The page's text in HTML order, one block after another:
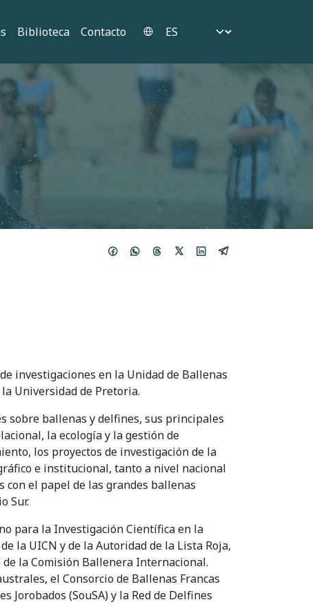
Biblioteca Contacto Select your language
investigaciones en la Unidad de Ballenas
Universidad de Pretoria.
sobre ballenas y delfines, sus principales
la ecología y la gestión de
los proyectos de investigación de la
e institucional, tanto a nivel nacional
el papel de las grandes ballenas
Sur.
para la Investigación Científica en la
la UICN y de la Autoridad de la Lista Roja,
la Comisión Ballenera Internacional.
el Consorcio de Ballenas Francas
Jorobados (SouSA) y la Red de Delfines